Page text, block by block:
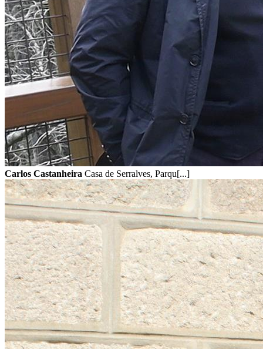
Carlos Castanheira Casa de Serralves, Parqu[...]